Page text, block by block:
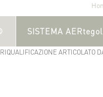
SISTEMA
ARTICOLATO